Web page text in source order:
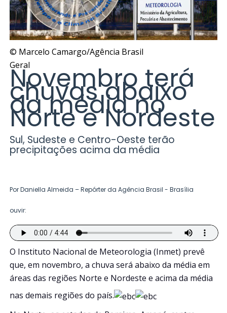
© Marcelo Camargo/Agência Brasil
Geral
Novembro terá
chuvas abaixo
da média no
Norte e Nordeste
Sul, Sudeste e Centro-Oeste terão
precipitações acima da média
Por Daniella Almeida – Repórter da Agência Brasil - Brasília
ouvir:
O Instituto Nacional de Meteorologia (Inmet) prevê
que, em novembro, a chuva será abaixo da média em
áreas das regiões Norte e Nordeste e acima da média
nas demais regiões do país.